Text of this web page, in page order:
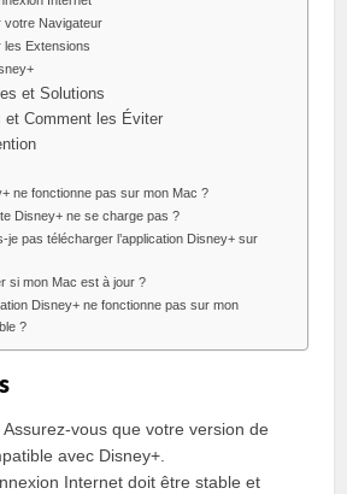
votre Navigateur
les Extensions
et Solutions
et Comment les Éviter
ne fonctionne pas sur mon Mac ?
Disney+ ne se charge pas ?
je pas télécharger l’application Disney+ sur
si mon Mac est à jour ?
Disney+ ne fonctionne pas sur mon
?
Assurez-vous que votre version de
avec Disney+.
Internet doit être stable et